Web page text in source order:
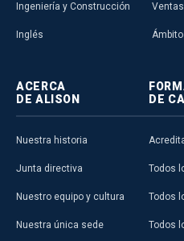
Ingeniería y Construcción
Inglés
ACERCA
DE ALISON
Nuestra historia
Junta directiva
Nuestro equipo y cultura
Nuestra única sede
DE
Todos
Todos
Todos